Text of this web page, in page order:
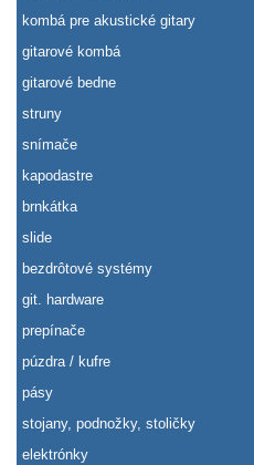
kombá pre akustické gitary
gitarové kombá
gitarové bedne
struny
snímače
kapodastre
brnkátka
slide
bezdrôtové systémy
git. hardware
prepínače
púzdra / kufre
pásy
stojany, podnožky, stoličky
elektrónky